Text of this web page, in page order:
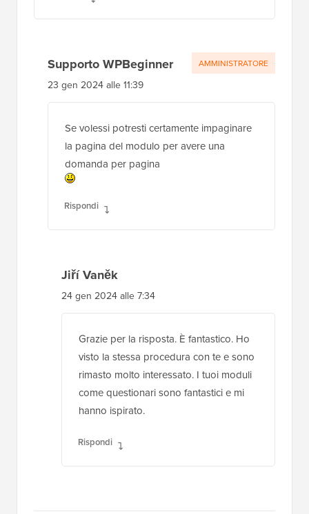
Supporto WPBeginner
23 gen 2024 alle 11:39
Se volessi potresti certamente impaginare
la pagina del modulo per avere una
domanda per pagina
Rispondi
AMMINISTRATORE
Jiří Vaněk
24 gen 2024 alle 7:34
Grazie per la risposta. È fantastico. Ho
visto la stessa procedura con te e sono
rimasto molto interessato. I tuoi moduli
come questionari sono fantastici e mi
hanno ispirato.
Rispondi